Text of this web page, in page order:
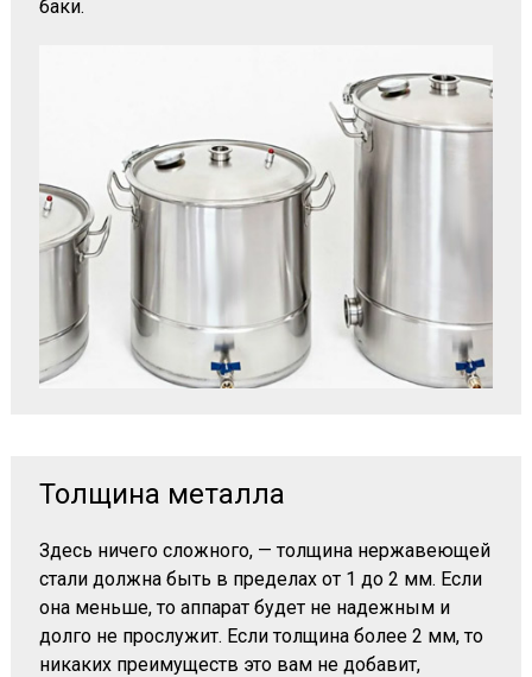
баки.
Толщина металла
Здесь ничего сложного, — толщина нержавеющей
стали должна быть в пределах от 1 до 2 мм. Если
она меньше, то аппарат будет не надежным и
долго не прослужит. Если толщина более 2 мм, то
никаких преимуществ это вам не добавит,